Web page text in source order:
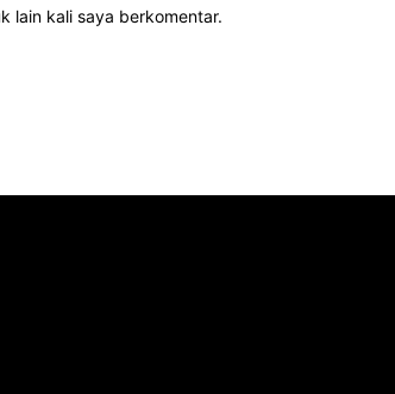
lain kali saya berkomentar.